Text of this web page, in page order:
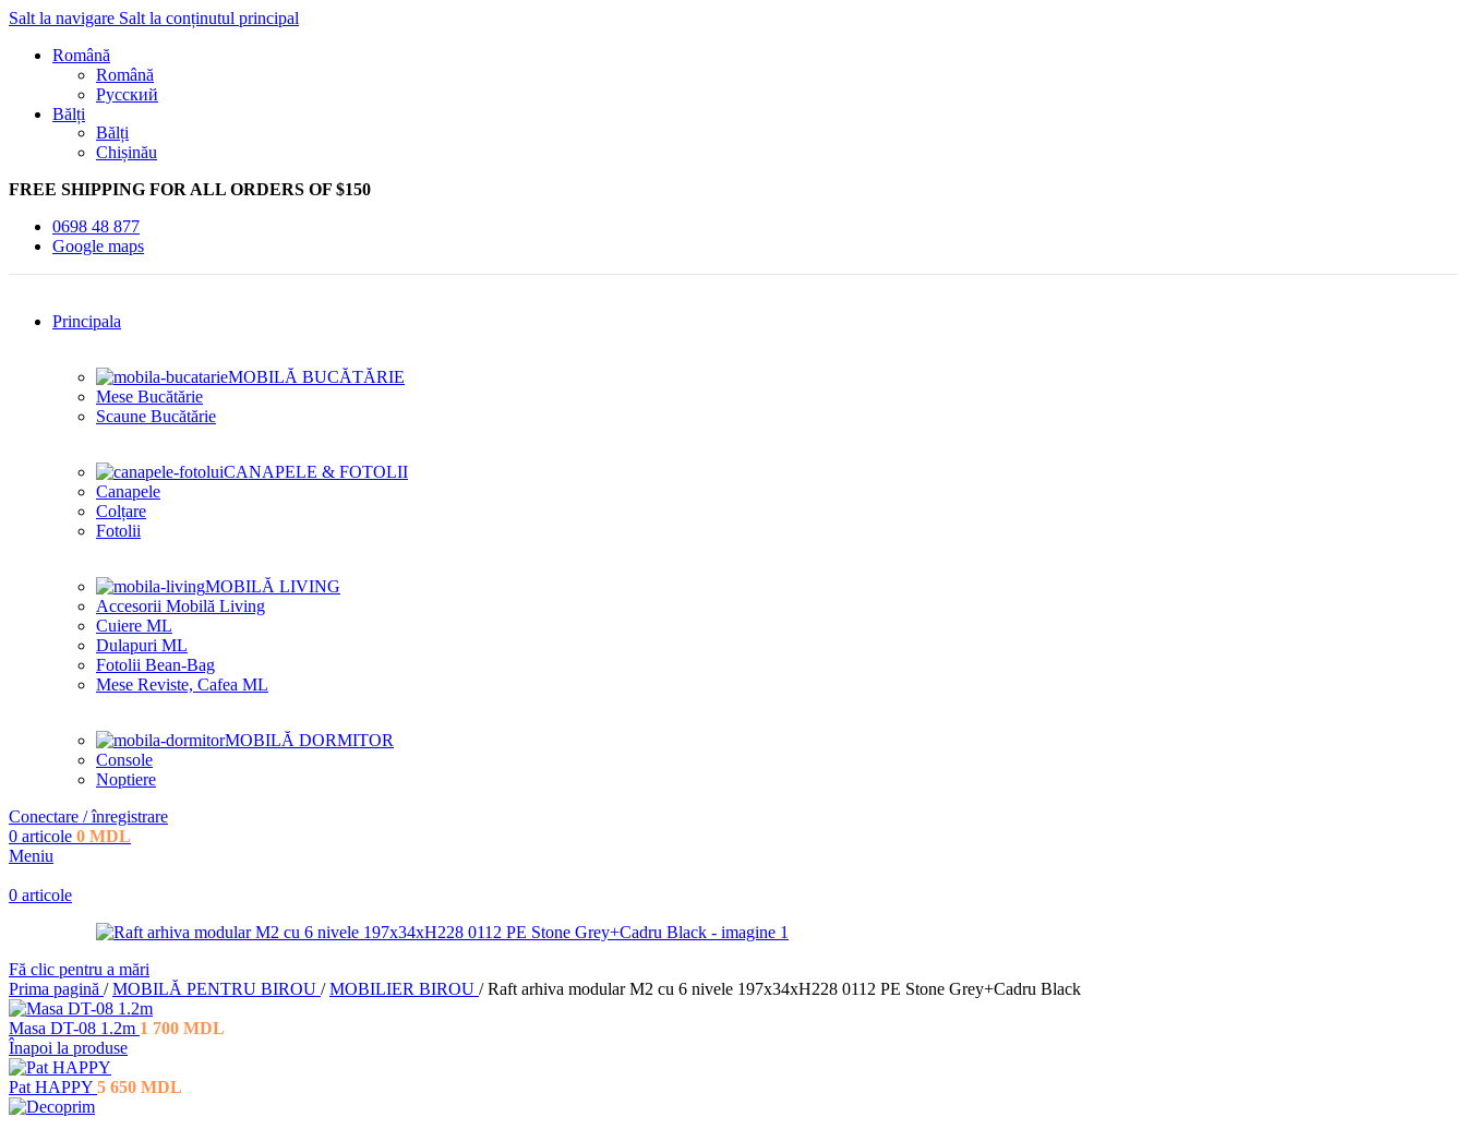
Salt la navigare Salt la conținutul principal
Română
Română
Русский
Bălți
Bălți
Chișinău
FREE SHIPPING FOR ALL ORDERS OF $150
0698 48 877
Google maps
Principala
MOBILĂ BUCĂTĂRIE
Mese Bucătărie
Scaune Bucătărie
CANAPELE & FOTOLII
Canapele
Colțare
Fotolii
MOBILĂ LIVING
Accesorii Mobilă Living
Cuiere ML
Dulapuri ML
Fotolii Bean-Bag
Mese Reviste, Cafea ML
MOBILĂ DORMITOR
Console
Noptiere
Conectare / înregistrare
0 articole 0 MDL
Meniu
0 articole
Fă clic pentru a mări
Prima pagină / MOBILĂ PENTRU BIROU / MOBILIER BIROU / Raft arhiva modular M2 cu 6 nivele 197x34xH228 0112 PE Stone Grey+Cadru Black
Masa DT-08 1.2m 1 700 MDL
Înapoi la produse
Pat HAPPY 5 650 MDL